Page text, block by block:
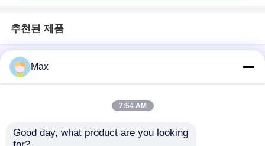
추천된 제품
Max
7:54 AM
Good day, what product are you looking